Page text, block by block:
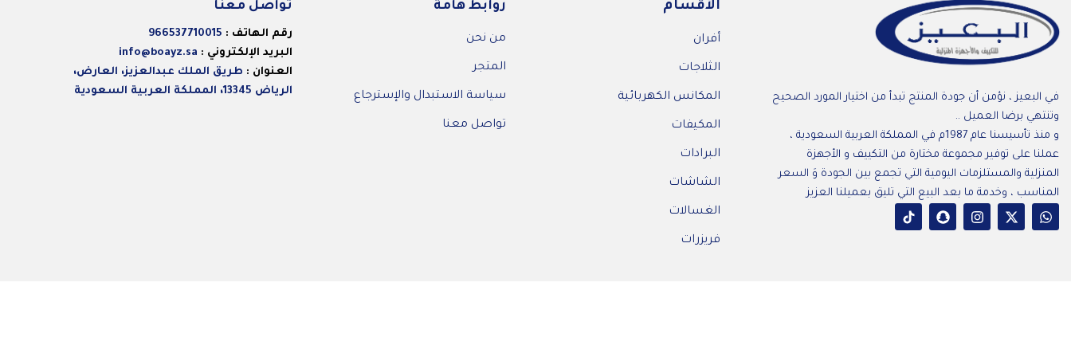
في البعيز ، نؤمن أن جودة المنتج تبدأ من اختيار المورد الصحيح
وتنتهي برضا العميل ..
و منذ تأسيسنا عام 1987م في المملكة العربية السعودية ،
عملنا على توفير مجموعة مختارة من التكييف و الأجهزة
المنزلية والمستلزمات اليومية التي تجمع بين الجودة وَ السعر
المناسب ، وخدمة ما بعد البيع التي تليق بعميلنا العزيز
الأقسام
أفران
الثلاجات
المكانس الكهربائية
المكيفات
البرادات
الشاشات
الغسالات
فريزرات
روابط هامة
من نحن
المتجر
سياسة الاستبدال والإسترجاع
تواصل معنا
تواصل معنا
رقم الهاتف : 966537710015
البريد الإلكتروني : info@boayz.sa
العنوان : طريق الملك عبدالعزيز، العارض،
الرياض 13345، المملكة العربية السعودية